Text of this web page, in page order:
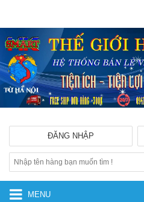
ĐĂNG NHẬP
MENU